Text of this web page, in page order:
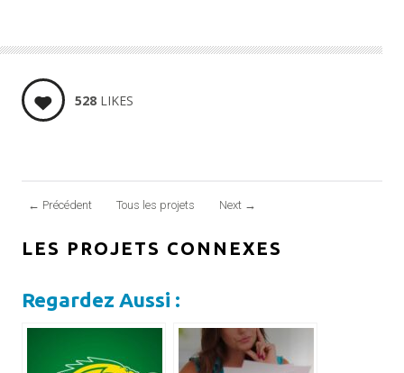
528LIKES
LES PROJETS CONNEXES
← Précédent Tous les projets Next →
Regardez Aussi :